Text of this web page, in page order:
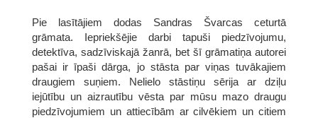
Pie lasītājiem dodas Sandras Švarcas ceturtā
grāmata. Iepriekšējie darbi tapuši piedzīvojumu,
detektīva, sadzīviskajā žanrā, bet šī grāmatiņa autorei
pašai ir īpaši dārga, jo stāsta par viņas tuvākajiem
draugiem suņiem. Nelielo stāstiņu sērija ar dziļu
iejūtību un aizrautību vēsta par mūsu mazo draugu
piedzīvojumiem un attiecībām ar cilvēkiem un citiem